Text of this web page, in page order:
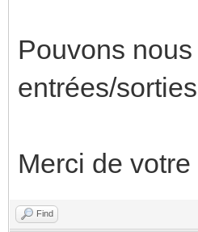
Pouvons
entrées/
Merci de
Find